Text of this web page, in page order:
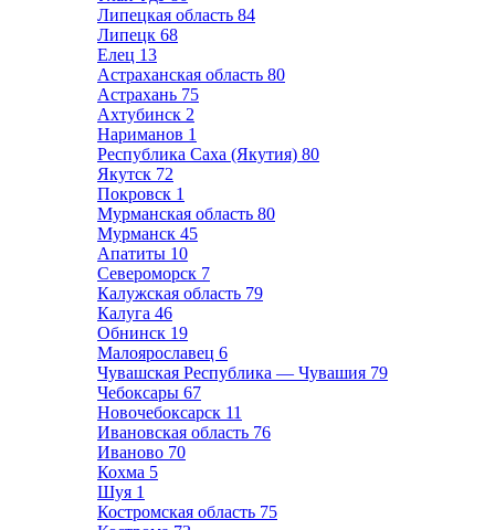
Липецкая область 84
Липецк 68
Елец 13
Астраханская область 80
Астрахань 75
Ахтубинск 2
Нариманов 1
Республика Саха (Якутия) 80
Якутск 72
Покровск 1
Мурманская область 80
Мурманск 45
Апатиты 10
Североморск 7
Калужская область 79
Калуга 46
Обнинск 19
Малоярославец 6
Чувашская Республика — Чувашия 79
Чебоксары 67
Новочебоксарск 11
Ивановская область 76
Иваново 70
Кохма 5
Шуя 1
Костромская область 75